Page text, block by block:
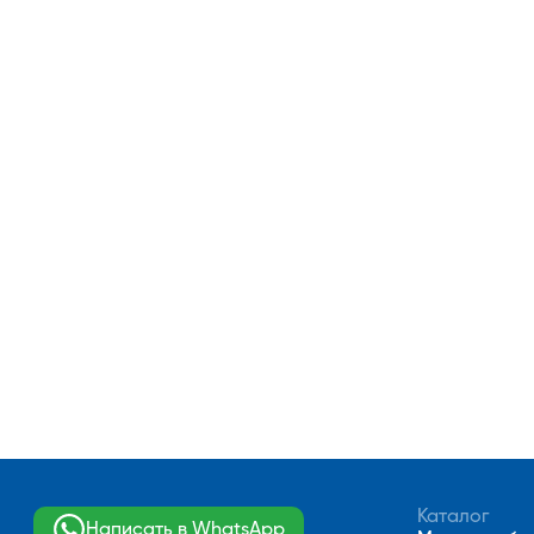
Написать в WhatsApp
Каталог